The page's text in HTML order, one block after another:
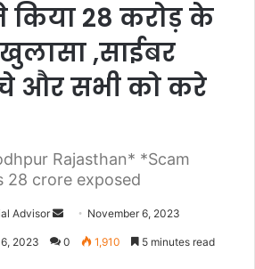
28 करोड़ के
,साईबर
और सभी को करे
Rajasthan* *Scam
28 crore exposed
Advisor
e
November 6, 2023
2023 0 1,910 5 minutes read